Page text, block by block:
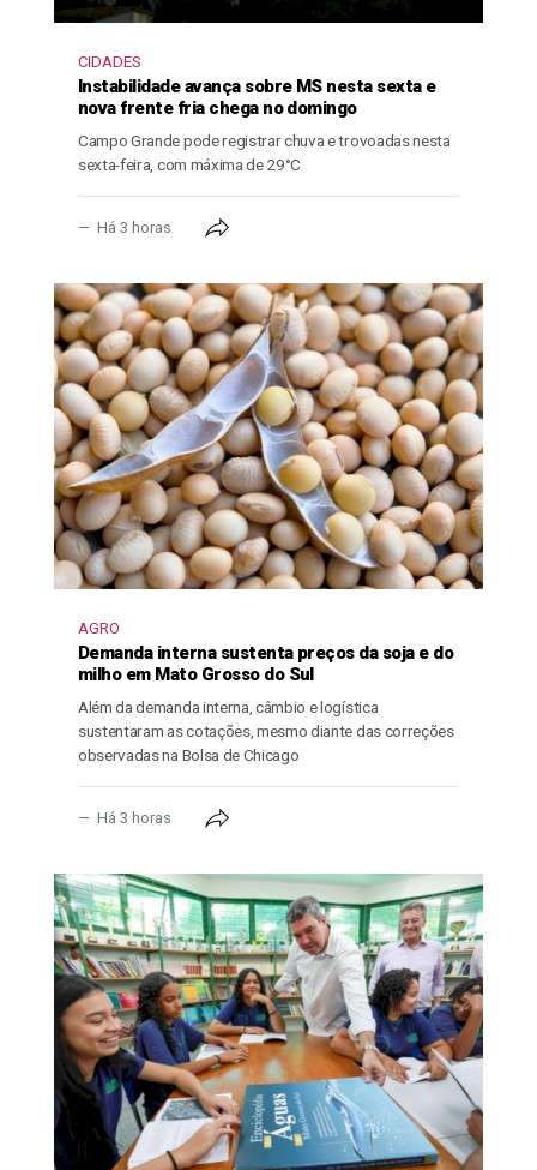
CIDADES
Instabilidade avança sobre MS nesta sexta e
nova frente fria chega no domingo
Campo Grande pode registrar chuva e trovoadas nesta
sexta-feira, com máxima de 29°C
Há 3 horas
AGRO
Demanda interna sustenta preços da soja e do
milho em Mato Grosso do Sul
Além da demanda interna, câmbio e logística
sustentaram as cotações, mesmo diante das correções
observadas na Bolsa de Chicago
Há 3 horas